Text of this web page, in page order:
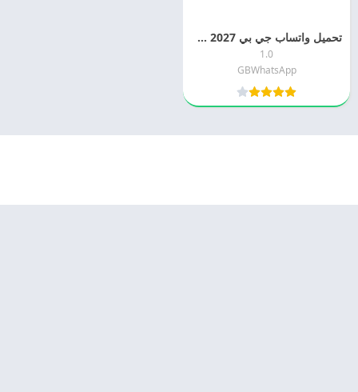
تحميل واتساب جي بي 2027 GBWhatsApp التحديث الجديد
1.0
GBWhatsApp